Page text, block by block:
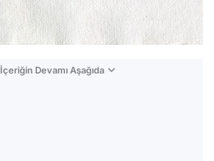
İçeriğin Devamı Aşağıda